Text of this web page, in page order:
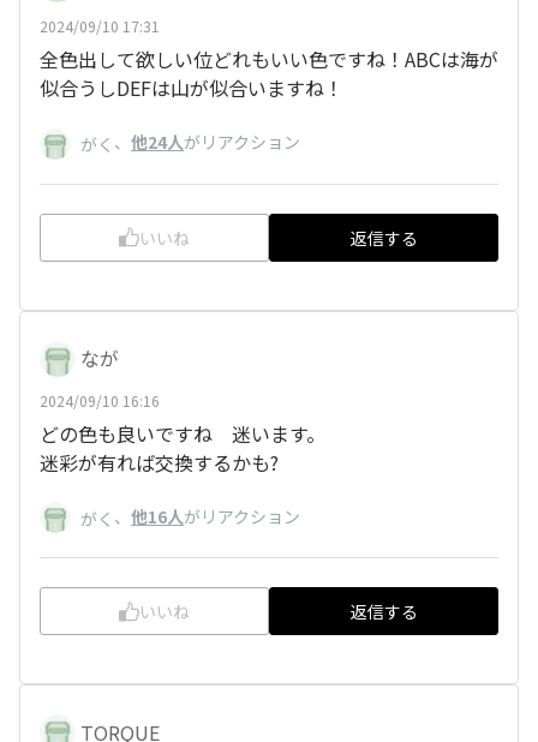
2024/09/10 17:31
全色出して欲しい位どれもいい色ですね！ABCは海が
似合うしDEFは山が似合いますね！
がく 、 他24人がリアクション
いいね 返信する
なが
2024/09/10 16:16
どの色も良いですね 迷います。
迷彩が有れば交換するかも?
がく 、 他16人がリアクション
いいね 返信する
TORQUE